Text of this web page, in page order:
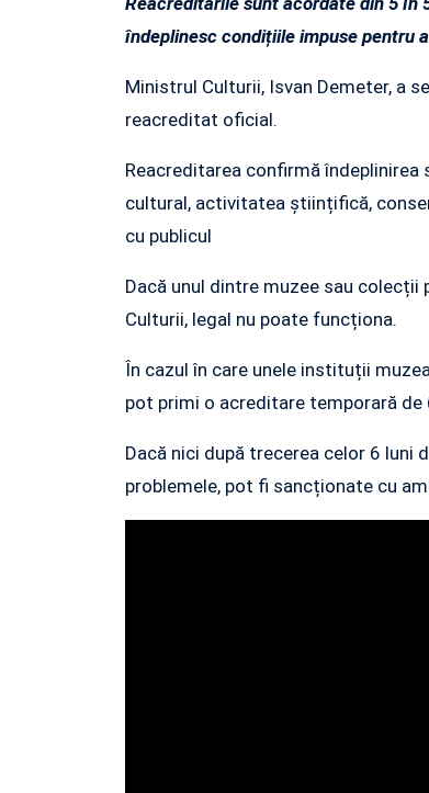
îndeplinesc condițiile impuse pentru
Ministrul Culturii, Isvan Demeter, a
reacreditat oficial.
Reacreditarea confirmă
cultural, activitatea științifică,
cu publicul
Dacă unul dintre muzee sau
Culturii, legal nu poate funcționa.
În cazul în care unele instituții
pot primi o acreditare temporară
Dacă nici după trecerea celor 6
problemele, pot fi sancționate cu